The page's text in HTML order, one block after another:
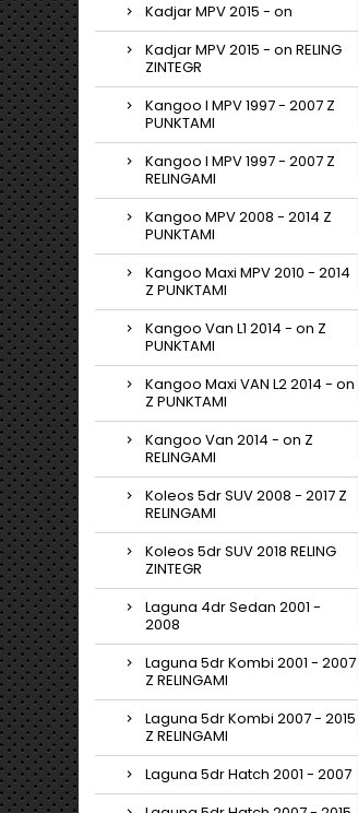
Kadjar MPV 2015 - on
Kadjar MPV 2015 - on RELING
ZINTEGR
Kangoo I MPV 1997 - 2007 Z
PUNKTAMI
Kangoo I MPV 1997 - 2007 Z
RELINGAMI
Kangoo MPV 2008 - 2014 Z
PUNKTAMI
Kangoo Maxi MPV 2010 - 2014
Z PUNKTAMI
Kangoo Van L1 2014 - on Z
PUNKTAMI
Kangoo Maxi VAN L2 2014 - on
Z PUNKTAMI
Kangoo Van 2014 - on Z
RELINGAMI
Koleos 5dr SUV 2008 - 2017 Z
RELINGAMI
Koleos 5dr SUV 2018 RELING
ZINTEGR
Laguna 4dr Sedan 2001 -
2008
Laguna 5dr Kombi 2001 - 2007
Z RELINGAMI
Laguna 5dr Kombi 2007 - 2015
Z RELINGAMI
Laguna 5dr Hatch 2001 - 2007